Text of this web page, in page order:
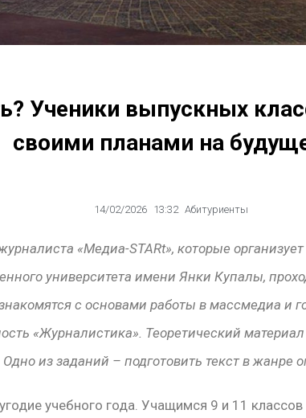
Ученики выпускных
своими планами на
14/02/2026 13:32 Абитуриенты
«Медиа-STARt», которые
университета имени Янки Купалы,
с основами работы в массмедиа и
«Журналистика». Теоретический
из заданий – подготовить текст в жанре
учебного года. Учащимся 9 и 11